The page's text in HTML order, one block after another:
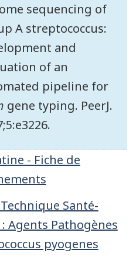
sequencing of
A streptococcus:
and
of an
pipeline for
gene typing. PeerJ.
- Fiche de
Santé-
Agents Pathogènes
pyogenes